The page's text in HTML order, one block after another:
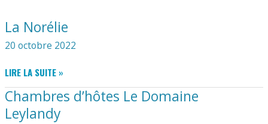
La Norélie
20 octobre 2022
LA
NORÉLIE
LIRE LA SUITE »
Chambres d’hôtes Le Domaine
Leylandy